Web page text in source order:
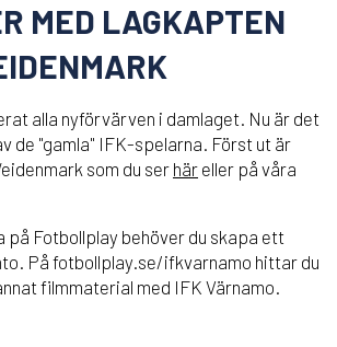
MED LAGKAPTEN
alla nyförvärven i damlaget. Nu är det
de "gamla" IFK-spelarna. Först ut är
som du ser här eller på våra
på Fotbollplay behöver du skapa ett
På fotbollplay.se/ifkvarnamo hittar du
filmmaterial med IFK Värnamo.